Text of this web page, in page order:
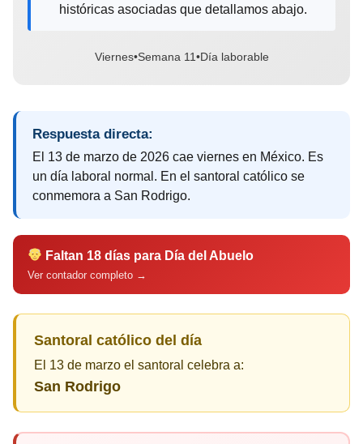
históricas asociadas que detallamos abajo.
Viernes•Semana 11•Día laborable
Respuesta directa:
El 13 de marzo de 2026 cae viernes en México. Es
un día laboral normal. En el santoral católico se
conmemora a San Rodrigo.
Faltan 18 días para Día del Abuelo
Ver contador completo →
Santoral católico del día
El 13 de marzo el santoral celebra a:
San Rodrigo